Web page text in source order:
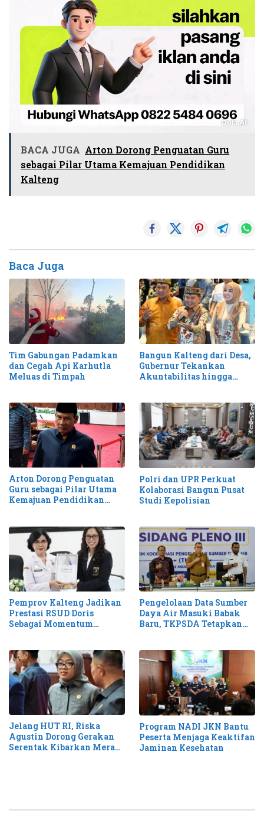
BACA JUGA Arton Dorong Penguatan Guru
sebagai Pilar Utama Kemajuan Pendidikan
Kalteng
Baca Juga
Tim Gabungan Padamkan
dan Cegah Api Karhutla
Meluas di Timpah
Bangun Kalteng dari Desa,
Gubernur Tekankan
Akuntabilitas hingga
Arton Dorong Penguatan
Guru sebagai Pilar Utama
Kemajuan Pendidikan
Polri dan UPR Perkuat
Kolaborasi Bangun Pusat
Studi Kepolisian
Pemprov Kalteng Jadikan
Prestasi RSUD Doris
Sebagai Momentum
Pengelolaan Data Sumber
Daya Air Masuki Babak
Baru, TKPSDA Tetapkan
Jelang HUT RI, Riska
Agustin Dorong Gerakan
Serentak Kibarkan Merah
Program NADI JKN Bantu
Peserta Menjaga Keaktifan
Jaminan Kesehatan